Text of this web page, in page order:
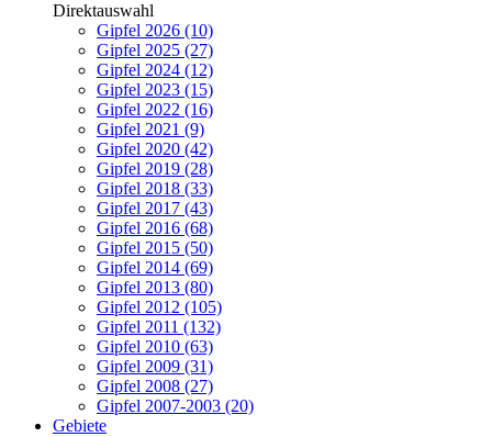
Direktauswahl
Gipfel 2026 (10)
Gipfel 2025 (27)
Gipfel 2024 (12)
Gipfel 2023 (15)
Gipfel 2022 (16)
Gipfel 2021 (9)
Gipfel 2020 (42)
Gipfel 2019 (28)
Gipfel 2018 (33)
Gipfel 2017 (43)
Gipfel 2016 (68)
Gipfel 2015 (50)
Gipfel 2014 (69)
Gipfel 2013 (80)
Gipfel 2012 (105)
Gipfel 2011 (132)
Gipfel 2010 (63)
Gipfel 2009 (31)
Gipfel 2008 (27)
Gipfel 2007-2003 (20)
Gebiete